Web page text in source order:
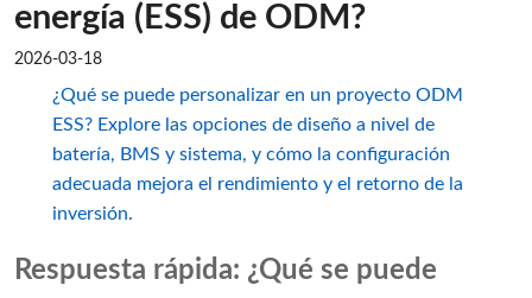
energía (ESS) de ODM?
2026-03-18
¿Qué se puede personalizar en un proyecto ODM
ESS? Explore las opciones de diseño a nivel de
batería, BMS y sistema, y ​​cómo la configuración
adecuada mejora el rendimiento y el retorno de la
inversión.
Respuesta rápida: ¿Qué se puede